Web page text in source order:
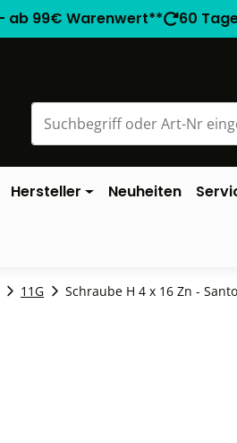
ab 99€ Warenwert** 60
Hersteller Neuheiten
11G Schraube H 4 x 16 Zn -